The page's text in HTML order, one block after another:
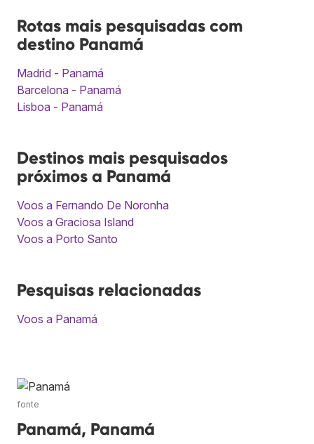
Rotas mais pesquisadas com
destino Panamá
Madrid - Panamá
Barcelona - Panamá
Lisboa - Panamá
Destinos mais pesquisados
próximos a Panamá
Voos a Fernando De Noronha
Voos a Graciosa Island
Voos a Porto Santo
Pesquisas relacionadas
Voos a Panamá
fonte
Panamá, Panamá